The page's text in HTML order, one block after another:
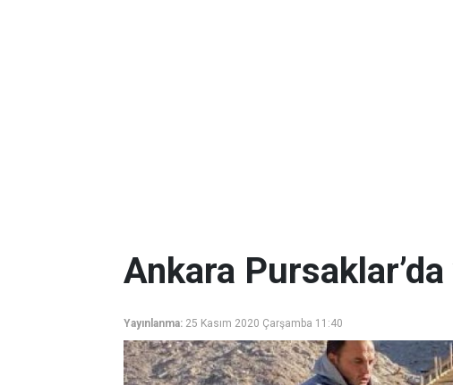
Ankara
Yayınlanma: 25 Kasım 2020 Çarşamba 11:40